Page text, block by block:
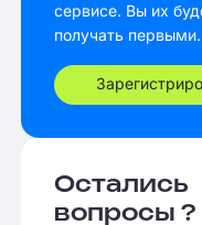
сервисе. Вы их
получать первыми.
Остались
вопросы ?